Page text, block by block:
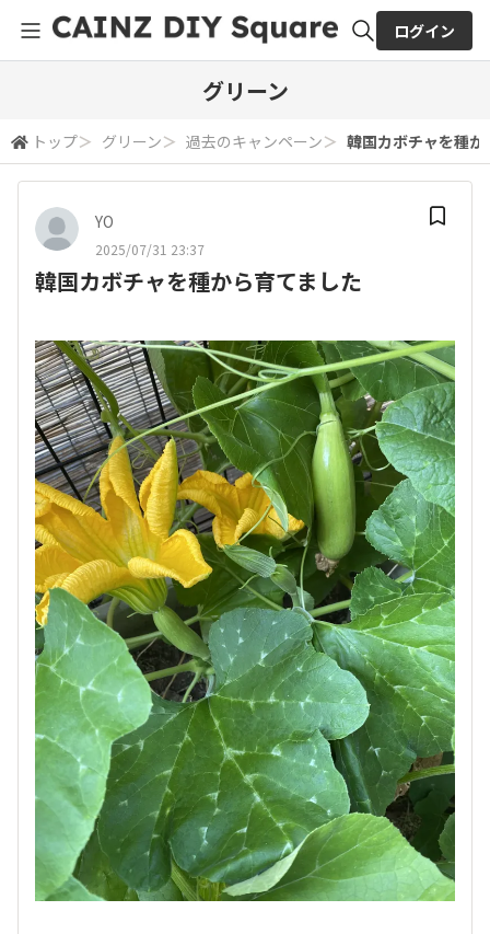
検索
ログイン
グリーン
トップ＞ グリーン＞ 過去のキャンペーン＞ 韓国カボチャを種か
YO
2025/07/31 23:37
韓国カボチャを種から育てました